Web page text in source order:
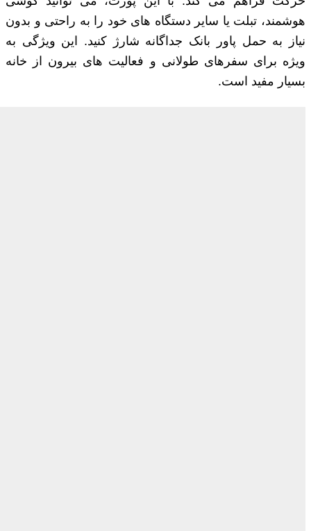
هوشمند، تبلت یا سایر دستگاه‌ های خود را به راحتی و بدون
نیاز به حمل پاور بانک جداگانه شارژ کنید. این ویژگی به
ویژه برای سفرهای طولانی و فعالیت ‌های بیرون از خانه
بسیار مفید است.